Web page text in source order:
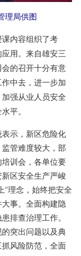
理局供图
内容组织了考
用。来自雄安三
的召开十分有意
中去，进一步加
强从业人员安全
平。
示，新区危险化
管难度较大，部
训会，各单位要
区安全生产严峻
”理念，始终把安全
事。全面构建隐
排查治理工作。
突出问题以及典
风险防范，全面